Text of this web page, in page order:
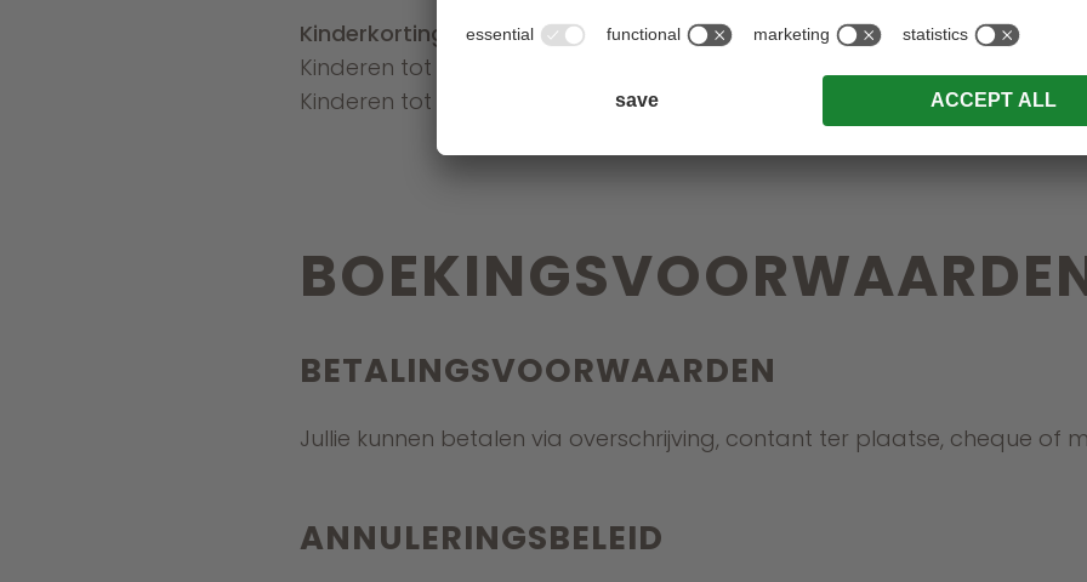
Kinderkortingen:
Kinderen tot 3 jaar zijn gratis
Kinderen tot 14 jaar krijgen korting van 30 - 60%
BETALINGSVOORWAARDEN
Jullie kunnen betalen via overschrijving, contant ter plaatse, cheque of
ANNULERINGSBELEID